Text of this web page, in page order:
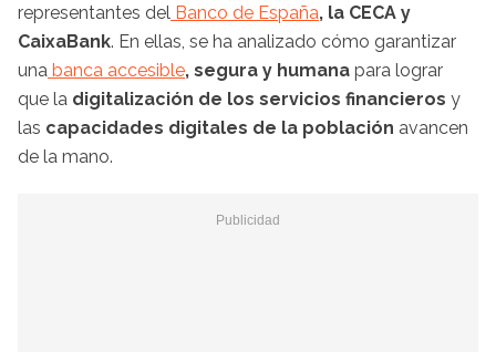
representantes del Banco de España, la CECA y
CaixaBank. En ellas, se ha analizado cómo garantizar
una banca accesible, segura y humana para lograr
que la digitalización de los servicios financieros y
las capacidades digitales de la población avancen
de la mano.